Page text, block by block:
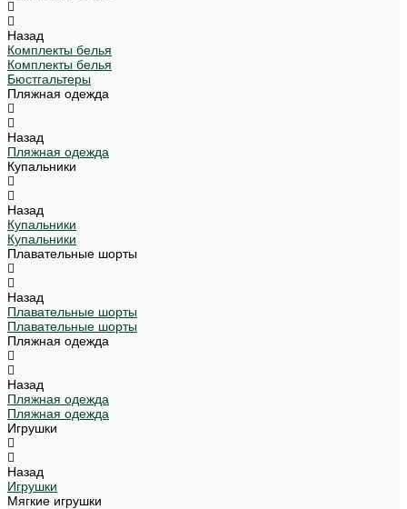
Назад
Комплекты белья
Комплекты белья
Бюстгальтеры
Пляжная одежда
Назад
Пляжная одежда
Купальники
Назад
Купальники
Купальники
Плавательные шорты
Назад
Плавательные шорты
Плавательные шорты
Пляжная одежда
Назад
Пляжная одежда
Пляжная одежда
Игрушки
Назад
Игрушки
Мягкие игрушки